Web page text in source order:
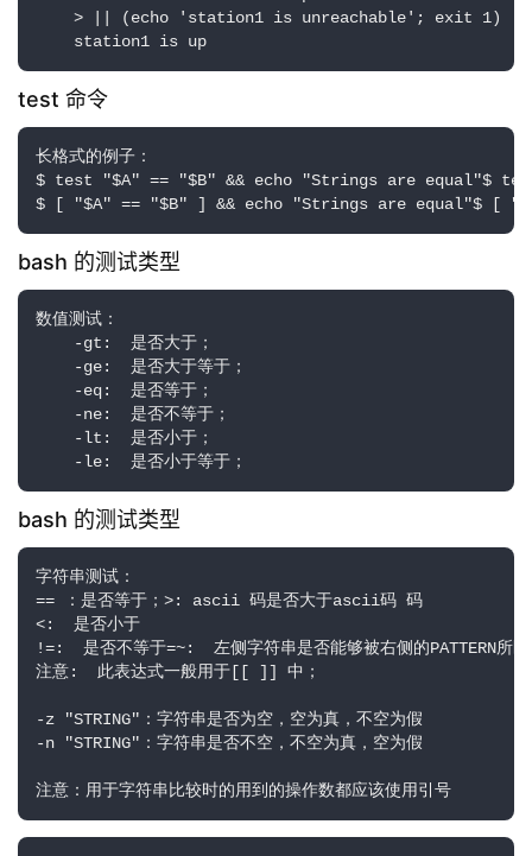
> || (echo 'station1 is unreachable'; exit 1)
station1 is up
test 命令
长格式的例子：
$ test "$A" == "$B" && echo "Strings are equal"$
$ [ "$A" == "$B" ] && echo "Strings are equal"$ [
bash 的测试类型
数值测试：
-gt:  是否大于；
-ge:  是否大于等于；
-eq:  是否等于；
-ne:  是否不等于；
-lt:  是否小于；
-le:  是否小于等于；
bash 的测试类型
字符串测试：
== ：是否等于；>: ascii 码是否大于ascii码 码
<:  是否小于
!=:  是否不等于=~:  左侧字符串是否能够被右侧的PATTERN所
注意:  此表达式一般用于[[ ]] 中；
-z "STRING"：字符串是否为空，空为真，不空为假
-n "STRING"：字符串是否不空，不空为真，空为假
注意：用于字符串比较时的用到的操作数都应该使用引号